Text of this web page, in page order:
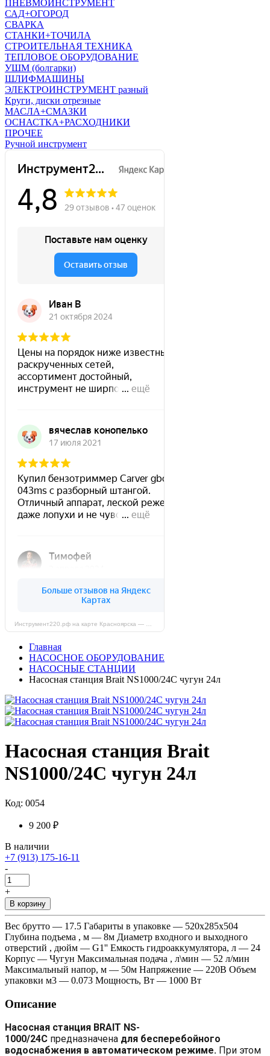
ПНЕВМОИНСТРУМЕНТ
САД+ОГОРОД
СВАРКА
СТАНКИ+ТОЧИЛА
СТРОИТЕЛЬНАЯ ТЕХНИКА
ТЕПЛОВОЕ ОБОРУДОВАНИЕ
УШМ (болгарки)
ШЛИФМАШИНЫ
ЭЛЕКТРОИНСТРУМЕНТ разный
Круги, диски отрезные
МАСЛА+СМАЗКИ
ОСНАСТКА+РАСХОДНИКИ
ПРОЧЕЕ
Ручной инструмент
Главная
НАСОСНОЕ ОБОРУДОВАНИЕ
НАСОСНЫЕ СТАНЦИИ
Насосная станция Brait NS1000/24C чугун 24л
Насосная станция Brait
NS1000/24C чугун 24л
Код: 0054
9 200 ₽
В наличии
+7 (913) 175-16-11
-
+
В корзину
Вес брутто — 17.5 Габариты в упаковке — 520х285х504
Глубина подъема , м — 8м Диаметр входного и выходного
отверстий , дюйм — G1'' Емкость гидроаккумулятора, л — 24
Корпус — Чугун Максимальная подача , л\мин — 52 л/мин
Максимальный напор, м — 50м Напряжение — 220В Объем
упаковки м3 — 0.073 Мощность, Вт — 1000 Вт
Описание
Насосная станция BRAIT NS-
1000/24C предназначена для бесперебойного
водоснабжения в автоматическом режиме. При этом